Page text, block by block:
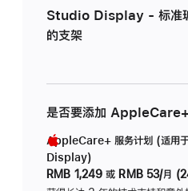
Studio Display - 标准
的支架
是否要添加 AppleCare+
AppleCare+ 服务计划 (适用
Display)
RMB 1,249 或 RMB 53/月